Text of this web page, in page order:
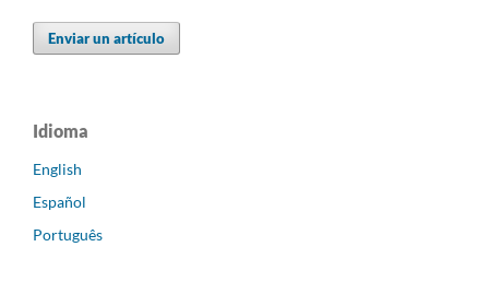
Enviar un artículo
Idioma
English
Español
Português